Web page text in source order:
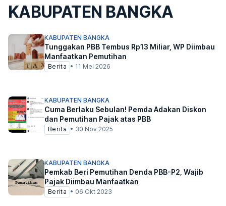
KABUPATEN BANGKA
KABUPATEN BANGKA
Tunggakan PBB Tembus Rp13 Miliar, WP Diimbau
Manfaatkan Pemutihan
Berita • 11 Mei 2026
KABUPATEN BANGKA
Cuma Berlaku Sebulan! Pemda Adakan Diskon
dan Pemutihan Pajak atas PBB
Berita • 30 Nov 2025
KABUPATEN BANGKA
Pemkab Beri Pemutihan Denda PBB-P2, Wajib
Pajak Diimbau Manfaatkan
Berita • 06 Okt 2023